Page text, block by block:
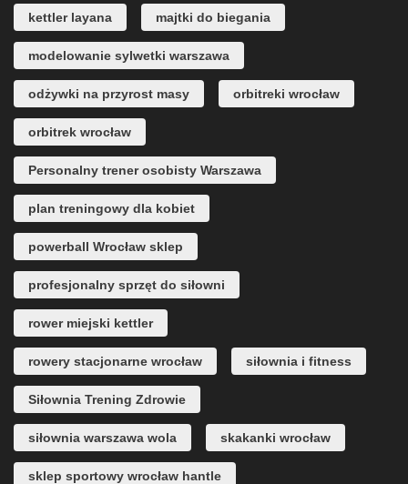
kettler layana majtki do biegania
modelowanie sylwetki warszawa
odżywki na przyrost masy orbitreki wrocław
orbitrek wrocław
Personalny trener osobisty Warszawa
plan treningowy dla kobiet
powerball Wrocław sklep
profesjonalny sprzęt do siłowni
rower miejski kettler
rowery stacjonarne wrocław siłownia i fitness
Siłownia Trening Zdrowie
siłownia warszawa wola skakanki wrocław
sklep sportowy wrocław hantle